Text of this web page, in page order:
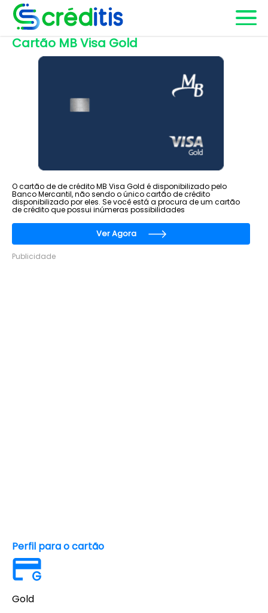
Cartão MB Visa Gold
O cartão de de crédito MB Visa Gold é disponibilizado pelo
Banco Mercantil, não sendo o único cartão de crédito
disponibilizado por eles. Se você está a procura de um cartão
de crédito que possui inúmeras possibilidades
Ver Agora
Publicidade
Perfil para o cartão
G
Gold